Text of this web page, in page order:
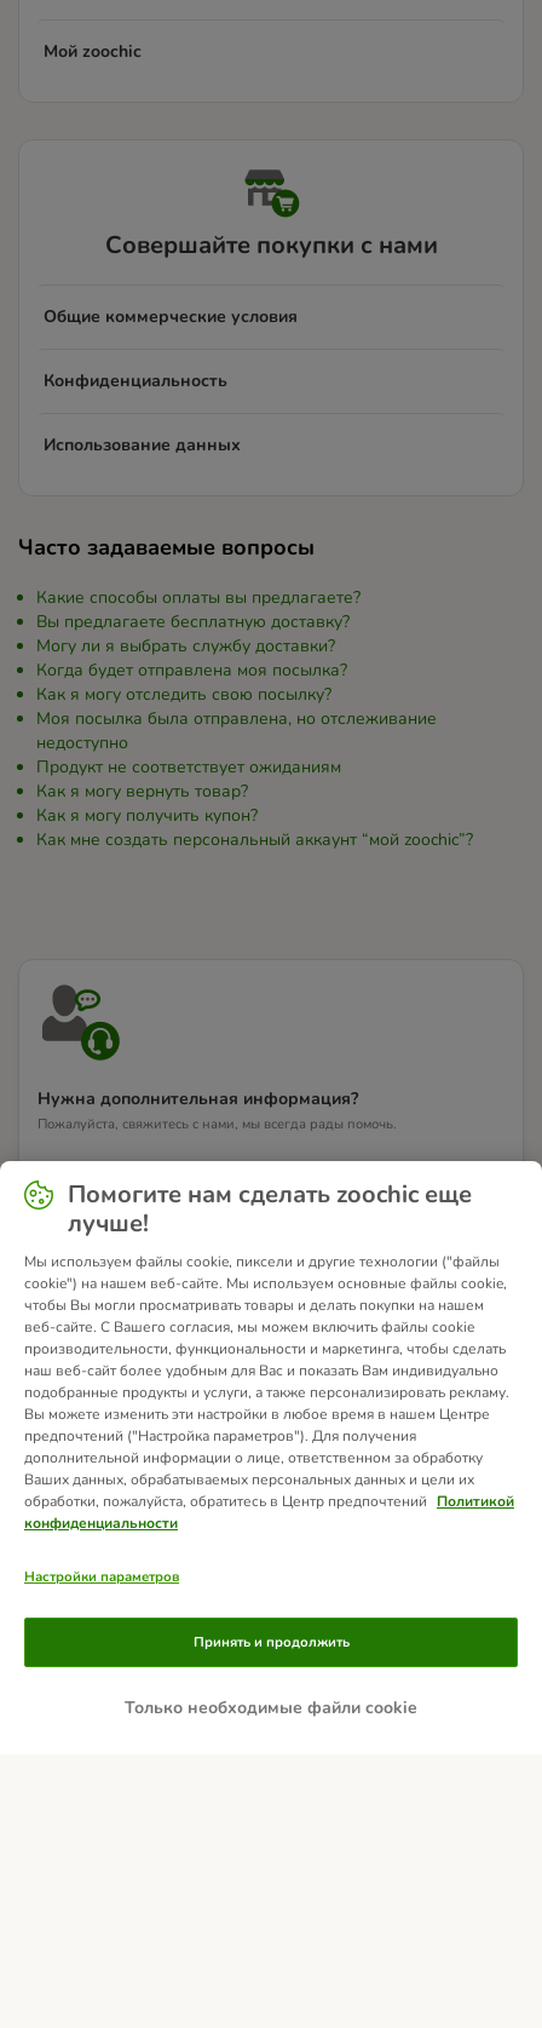
Мой zoochic
Совершайте покупки с нами
Общие коммерческие условия
Конфиденциальность
Использование данных
Часто задаваемые вопросы
Какие способы оплаты вы предлагаете?
Вы предлагаете бесплатную доставку?
Могу ли я выбрать службу доставки?
Когда будет отправлена моя посылка?
Как я могу отследить свою посылку?
Моя посылка была отправлена, но отслеживание
недоступно
Продукт не соответствует ожиданиям
Как я могу вернуть товар?
Как я могу получить купон?
Как мне создать персональный аккаунт “мой zoochic”?
Нужна дополнительная информация?
Пожалуйста, свяжитесь с нами, мы всегда рады помочь.
Помогите нам сделать zoochic еще
лучше!
Мы используем файлы cookie, пиксели и другие технологии ("файлы
cookie") на нашем веб-сайте. Мы используем основные файлы cookie,
чтобы Вы могли просматривать товары и делать покупки на нашем
веб-сайте. С Вашего согласия, мы можем включить файлы cookie
производительности, функциональности и маркетинга, чтобы сделать
наш веб-сайт более удобным для Вас и показать Вам индивидуально
подобранные продукты и услуги, а также персонализировать рекламу.
Вы можете изменить эти настройки в любое время в нашем Центре
предпочтений ("Настройка параметров"). Для получения
дополнительной информации о лице, ответственном за обработку
Ваших данных, обрабатываемых персональных данных и цели их
обработки, пожалуйста, обратитесь в Центр предпочтений
Политикой
конфиденциальности
Настройки параметров
Только необходимые файли cookie
Принять и продолжить